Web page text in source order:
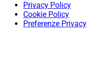
Privacy Policy
Cookie Policy
Preferenze Privacy